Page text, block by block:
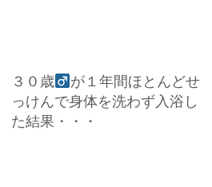
３０歳
が１年間ほとんどせ
っけんで身体を洗わず入浴し
た結果・・・